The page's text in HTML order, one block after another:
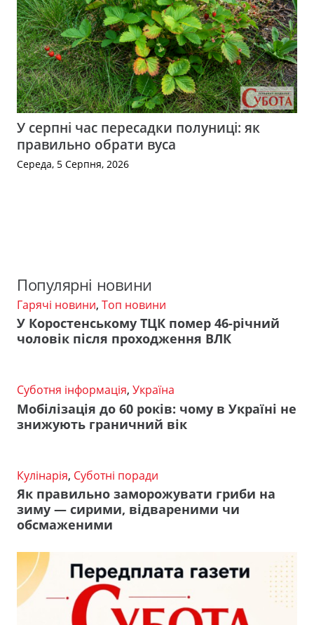
У серпні час пересадки полуниці: як
правильно обрати вуса
Середа, 5 Серпня, 2026
Популярні новини
Гарячі новини, Топ новини
У Коростенському ТЦК помер 46-річний
чоловік після проходження ВЛК
Суботня інформація, Україна
Мобілізація до 60 років: чому в Україні не
знижують граничний вік
Кулінарія, Суботні поради
Як правильно заморожувати гриби на
зиму — сирими, відвареними чи
обсмаженими